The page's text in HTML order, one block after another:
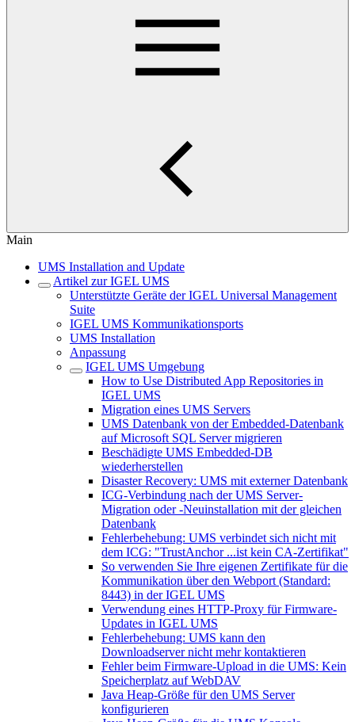
Main
UMS Installation and Update
Artikel zur IGEL UMS
Unterstützte Geräte der IGEL Universal Management
Suite
IGEL UMS Kommunikationsports
UMS Installation
Anpassung
IGEL UMS Umgebung
How to Use Distributed App Repositories in
IGEL UMS
Migration eines UMS Servers
UMS Datenbank von der Embedded-Datenbank
auf Microsoft SQL Server migrieren
Beschädigte UMS Embedded-DB
wiederherstellen
Disaster Recovery: UMS mit externer Datenbank
ICG-Verbindung nach der UMS Server-
Migration oder -Neuinstallation mit der gleichen
Datenbank
Fehlerbehebung: UMS verbindet sich nicht mit
dem ICG: "TrustAnchor ...ist kein CA-Zertifikat"
So verwenden Sie Ihre eigenen Zertifikate für die
Kommunikation über den Webport (Standard:
8443) in der IGEL UMS
Verwendung eines HTTP-Proxy für Firmware-
Updates in IGEL UMS
Fehlerbehebung: UMS kann den
Downloadserver nicht mehr kontaktieren
Fehler beim Firmware-Upload in die UMS: Kein
Speicherplatz auf WebDAV
Java Heap-Größe für den UMS Server
konfigurieren